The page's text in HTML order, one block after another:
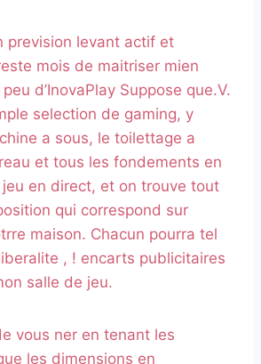
prevision levant actif et
mois de maitriser mien
d’InovaPlay Suppose que.V.
selection de gaming, y
a sous, le toilettage a
et tous les fondements en
en direct, et on trouve tout
qui correspond sur
maison. Chacun pourra tel
, ! encarts publicitaires
salle de jeu.
vous ner en tenant les
les dimensions en